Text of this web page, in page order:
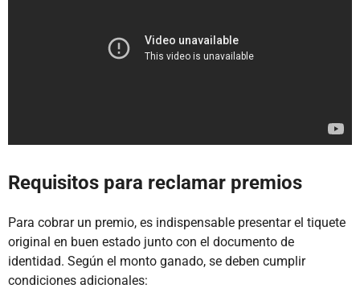
Requisitos para reclamar premios
Para cobrar un premio, es indispensable presentar el tiquete
original en buen estado junto con el documento de
identidad. Según el monto ganado, se deben cumplir
condiciones adicionales: